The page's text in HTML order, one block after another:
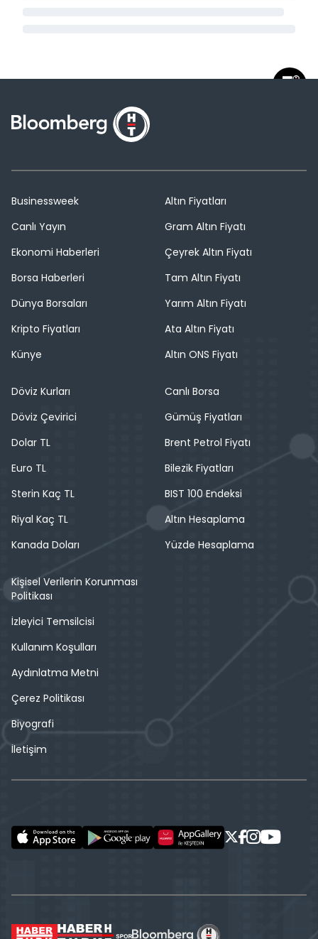
Businessweek
Canlı Yayın
Ekonomi Haberleri
Borsa Haberleri
Dünya Borsaları
Kripto Fiyatları
Künye
Altın Fiyatları
Gram Altın Fiyatı
Çeyrek Altın Fiyatı
Tam Altın Fiyatı
Yarım Altın Fiyatı
Ata Altın Fiyatı
Altın ONS Fiyatı
Döviz Kurları
Döviz Çevirici
Dolar TL
Euro TL
Sterin Kaç TL
Riyal Kaç TL
Kanada Doları
Canlı Borsa
Gümüş Fiyatları
Brent Petrol Fiyatı
Bilezik Fiyatları
BIST 100 Endeksi
Altın Hesaplama
Yüzde Hesaplama
Kişisel Verilerin Korunması
Politikası
İzleyici Temsilcisi
Kullanım Koşulları
Aydınlatma Metni
Çerez Politikası
Biyografi
İletişim